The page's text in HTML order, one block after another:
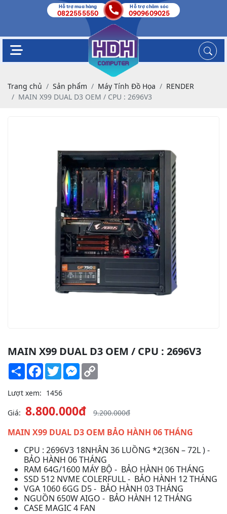
Hỗ trợ mua hàng
0822555550
Hỗ trợ chăm sóc
0909609025
Trang chủ Sản phẩm Máy Tính Đồ Họa
RENDER
MAIN X99 DUAL D3 OEM / CPU : 2696V3
MAIN X99 DUAL D3 OEM / CPU : 2696V3
Share Facebook
TwitterMessenger
Lượt xem: 1456
Giá: 8.800.000đ 9.200.000đ
MAIN X99 DUAL D3 OEM BẢO HÀNH 06 THÁNG
CPU : 2696V3 18NHÂN 36 LUỒNG *2(36N – 72L ) -
BẢO HÀNH 06 THÁNG
RAM 64G/1600 MÁY BỘ - BẢO HÀNH 06 THÁNG
SSD 512 NVME COLERFULL - BẢO HÀNH 12 THÁNG
VGA 1060 6GG D5 - BẢO HÀNH 03 THÁNG
NGUỒN 650W AIGO - BẢO HÀNH 12 THÁNG
CASE MAGIC 4 FAN